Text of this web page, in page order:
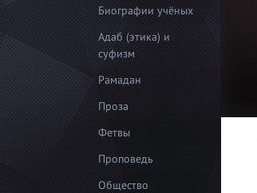
Биографии учёных
Адаб (этика) и
суфизм
Рамадан
Проза
Фетвы
Проповедь
Общество